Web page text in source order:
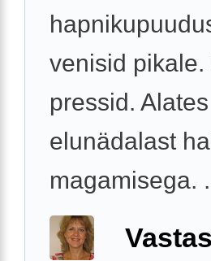
venisid
pressid.
elunädalast
magamisega.